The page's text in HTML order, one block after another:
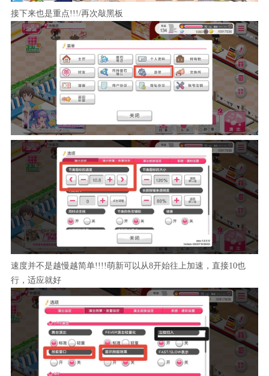
接下来也是重点!!!/再次敲黑板
速度并不是越慢越简单!!!!萌新可以从8开始往上加速，直接10也
行，适应就好